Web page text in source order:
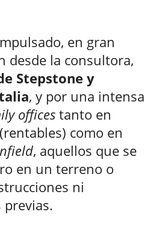
en gran
desde la consultora,
Stepstone y
, y por una intensa
offices tanto en
como en
, aquellos que se
en un terreno o
ni